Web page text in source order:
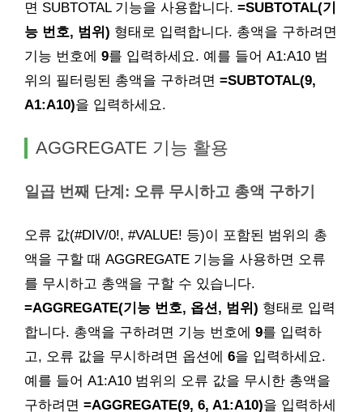
면 SUBTOTAL 기능을 사용합니다. =SUBTOTAL(기
능 번호, 범위) 형태로 입력합니다. 총액을 구하려면
기능 번호에 9를 입력하세요. 예를 들어 A1:A10 범
위의 필터링된 총액을 구하려면 =SUBTOTAL(9,
A1:A10)을 입력하세요.
AGGREGATE 기능 활용
일곱 번째 단계: 오류 무시하고 총액 구하기
오류 값(#DIV/0!, #VALUE! 등)이 포함된 범위의 총
액을 구할 때 AGGREGATE 기능을 사용하면 오류
를 무시하고 총액을 구할 수 있습니다.
=AGGREGATE(기능 번호, 옵션, 범위) 형태로 입력
합니다. 총액을 구하려면 기능 번호에 9를 입력하
고, 오류 값을 무시하려면 옵션에 6을 입력하세요.
예를 들어 A1:A10 범위의 오류 값을 무시한 총액을
구하려면 =AGGREGATE(9, 6, A1:A10)을 입력하세